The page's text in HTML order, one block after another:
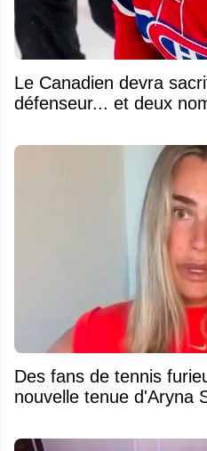
Le Canadien devra
défenseur... et deux
Des fans de tennis
nouvelle tenue d'Aryna